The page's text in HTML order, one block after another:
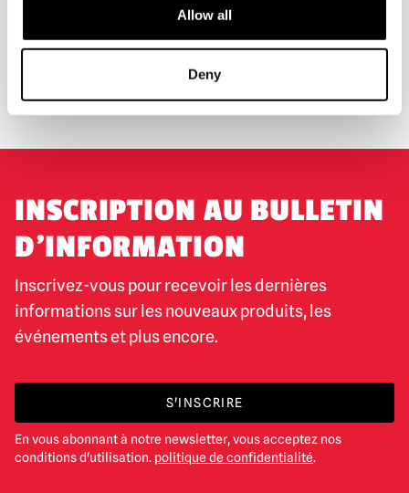
Allow all
Deny
EXPÉDITION DANS LE MONDE ENTIER
LA PLUS GRANDE GAMME DU
ROYAUME-UNI
INSCRIPTION AU BULLETIN
D'INFORMATION
Inscrivez-vous pour recevoir les dernières
informations sur les nouveaux produits, les
événements et plus encore.
S'INSCRIRE
En vous abonnant à notre newsletter, vous acceptez nos
conditions d'utilisation. politique de confidentialité.